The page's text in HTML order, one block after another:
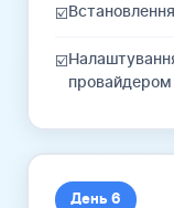
☑️
☑️
провайдером
День 6